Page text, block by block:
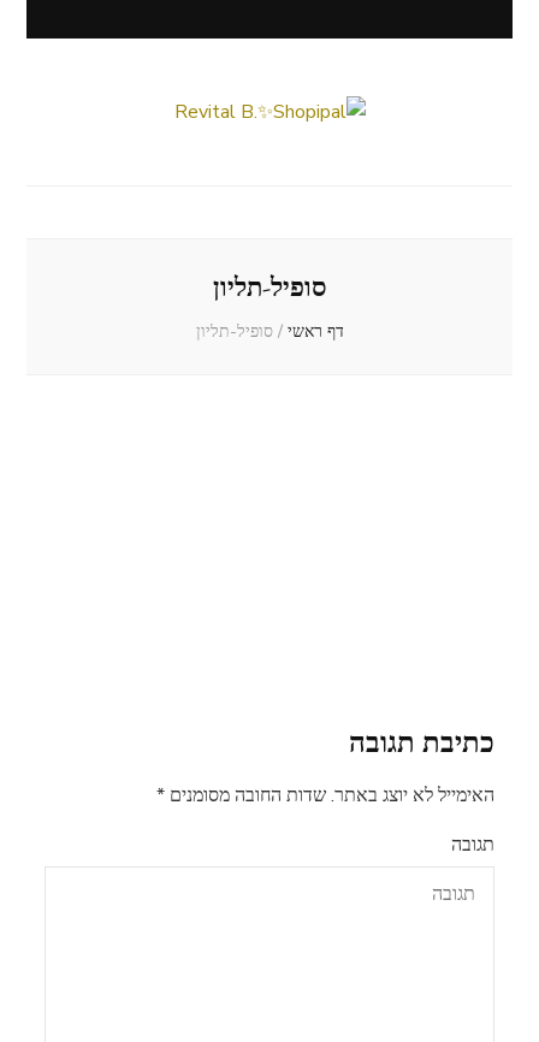
סופיל-תליון
דף ראשי / סופיל-תליון
כתיבת תגובה
האימייל לא יוצג באתר. שדות החובה מסומנים*
תגובה